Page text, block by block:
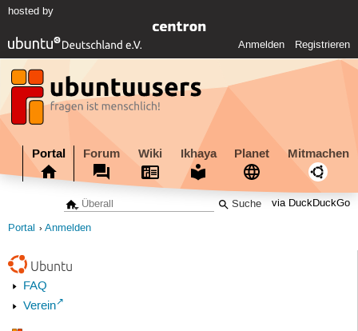
hosted by
Anmelden Registrieren
Portal Forum Wiki Ikhaya Planet Mitmachen
via DuckDuckGo
Portal Anmelden
Ubuntu
FAQ
Verein